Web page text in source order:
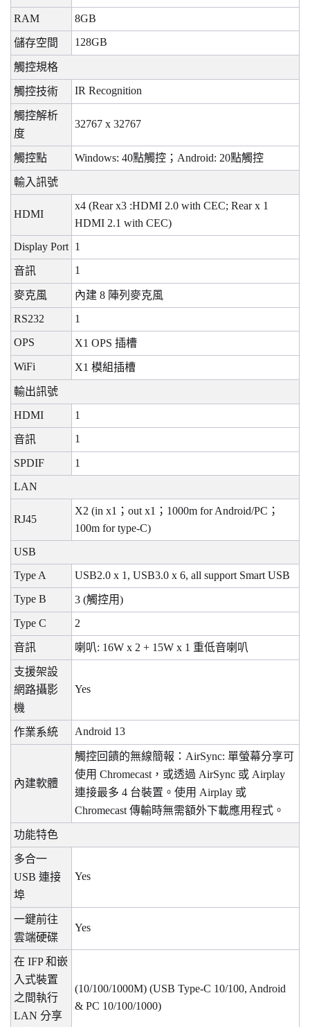
RAM
8GB
儲存空間 128GB
觸控規格
觸控技術 IR Recognition
觸控解析
度
32767 x 32767
觸控點 Windows: 40點觸控； Android: 20點觸控
輸入訊號
HDMI
x4 (Rear x3 :HDMI 2.0 with CEC; Rear x 1
HDMI 2.1 with CEC)
Display Port 1
音訊 1
麥克風 內建 8 陣列麥克風
RS232
1
OPS
X1 OPS 插槽
WiFi
X1 模組插槽
輸出訊號
HDMI
1
音訊 1
SPDIF
1
LAN
RJ45
X2 (in x1 ； out x1 ； 1000m for Android/PC ；
100m for type-C)
USB
Type A
USB2.0 x 1, USB3.0 x 6, all support Smart USB
Type B
3 (觸控用)
Type C
2
音訊 喇叭: 16W x 2 + 15W x 1 重低音喇叭
支援架設
網路攝影
機
Yes
作業系統 Android 13
內建軟體
觸控回饋的無線簡報： AirSync: 單螢幕分享可
使用 Chromecast ，或透過 AirSync 或 Airplay
連接最多 4 台裝置。使用 Airplay 或
Chromecast 傳輸時無需額外下載應用程式。
功能特色
多合一
USB 連接
埠
Yes
一鍵前往
雲端硬碟
Yes
在 IFP和嵌
入式裝置
之間執行
LAN 分享
(10/100/1000M) (USB Type-C 10/100, Android
& PC 10/100/1000)